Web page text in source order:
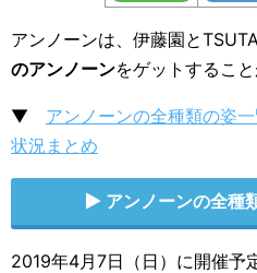
アンノーンは、伊藤園と
のアンノーンをゲットするこ
▼ アンノーンの全種類の姿
状況まとめ
アンノーンの全種
2019年4月7日（日）に開催予